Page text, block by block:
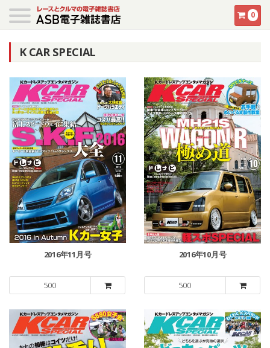
0
K CAR SPECIAL
2016年11月号
500
2016年10月号
500